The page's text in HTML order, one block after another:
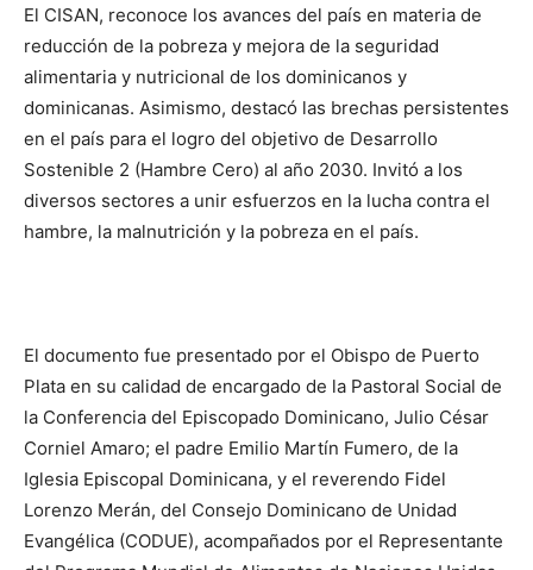
El CISAN, reconoce los avances del país en materia de
reducción de la pobreza y mejora de la seguridad
alimentaria y nutricional de los dominicanos y
dominicanas. Asimismo, destacó las brechas persistentes
en el país para el logro del objetivo de Desarrollo
Sostenible 2 (Hambre Cero) al año 2030. Invitó a los
diversos sectores a unir esfuerzos en la lucha contra el
hambre, la malnutrición y la pobreza en el país.
El documento fue presentado por el Obispo de Puerto
Plata en su calidad de encargado de la Pastoral Social de
la Conferencia del Episcopa­do Dominicano, Julio César
Corniel Amaro; el padre Emilio Martín Fumero, de la
Iglesia Episcopal Domini­cana, y el reverendo Fidel
Lorenzo Merán, del Consejo Dominicano de Unidad
Evangélica (CODUE), acompañados por el Repre­sentante